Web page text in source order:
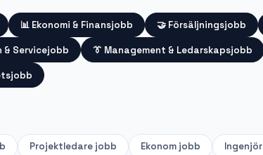
📊 Ekonomi & Finansjobb 🤝 Försäljningsjobb
& Servicejobb 👔 Management & Ledarskapsjobb
Projektledare jobb Ekonom jobb Ingenjör